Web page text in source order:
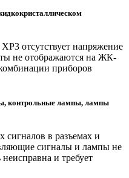
отсутствует напряжение
не отображаются на ЖК-
приборов
контрольные лампы, лампы
в разъемах и
сигналы и лампы не
и требует